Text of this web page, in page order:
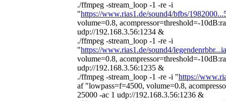
./ffmpeg -stream_loop -1 -re -i
"https://www.rias1.de/sound4/bfbs/
volume=0.8, acompressor=threshold=-
udp://192.168.3.56:1234 &
./ffmpeg -stream_loop -1 -re -i
"https://www.rias1.de/sound4/
volume=0.8, acompressor=threshold=-
udp://192.168.3.56:1235 &
./ffmpeg -stream_loop -1 -re -i "https://
af "lowpass=f=4500, volume=0.8,
25000 -ac 1 udp://192.168.3.56:1236 &